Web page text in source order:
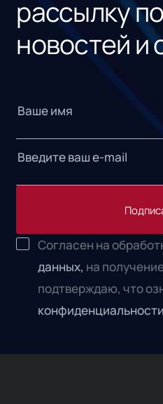
рассылку
новостей и
Согласен на
данных, на
подтверждаю, что